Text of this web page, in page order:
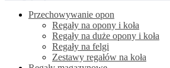
Przechowywanie opon
Regały na opony i koła
Regały na duże opony i koła
Regały na felgi
Zestawy regałów na koła